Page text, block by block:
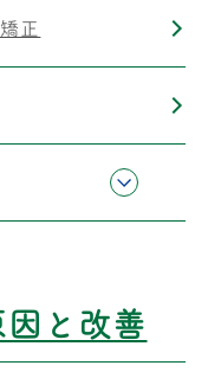
正
と改善